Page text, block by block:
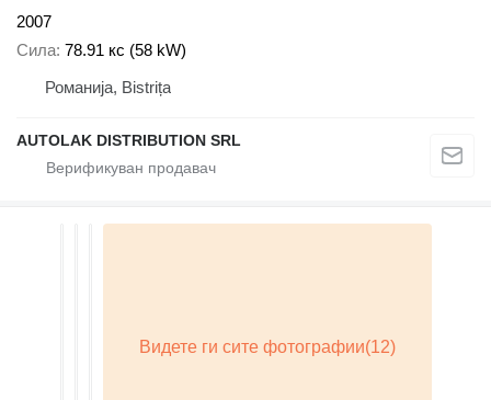
2007
Сила 78.91 кс (58 kW)
Романија, Bistrița
AUTOLAK DISTRIBUTION SRL